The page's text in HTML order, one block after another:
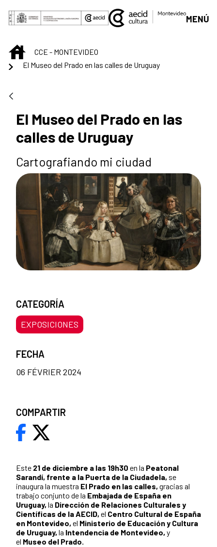
Saut au contenu principal
MENÚ
INICIOCCE - MONTEVIDEO
El Museo del Prado en las calles de Uruguay
El Museo del Prado en las
calles de Uruguay
Cartografiando mi ciudad
Este 21 de diciembre a las 19h30 en la Peatonal
Sarandí, frente a la Puerta de la Ciudadela, se
inaugura la muestra El Prado en las calles, gracias al
trabajo conjunto de la Embajada de España en
Uruguay, la Dirección de Relaciones Culturales y
Científicas de la AECID, el Centro Cultural de España
en Montevideo, el Ministerio de Educación y Cultura
de Uruguay, la Intendencia de Montevideo, y
el Museo del Prado.
CATEGORÍA
EXPOSICIONES
FECHA
06 FÉVRIER 2024
COMPARTIR